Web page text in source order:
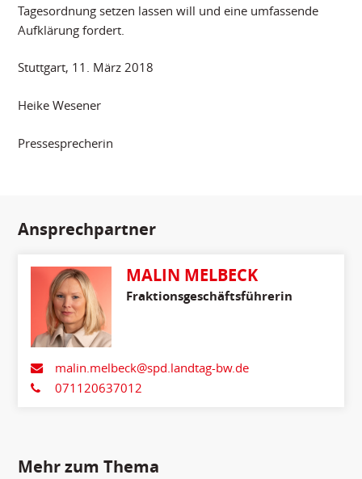
Tagesordnung setzen lassen will und eine umfassende
Aufklärung fordert.
Stuttgart, 11. März 2018
Heike Wesener
Pressesprecherin
Ansprechpartner
MALIN MELBECK
Fraktionsgeschäftsführerin
malin.melbeck@spd.landtag-bw.de
071120637012
Mehr zum Thema